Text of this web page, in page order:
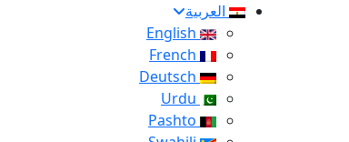
العربية